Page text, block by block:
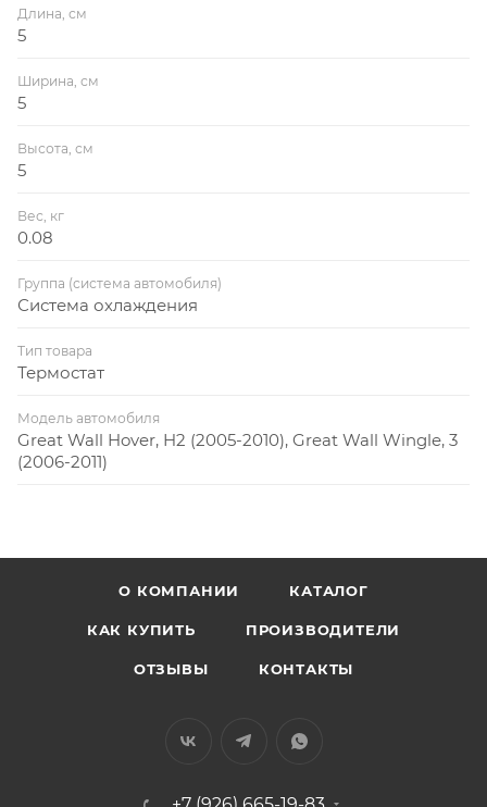
Длина, см
5
Ширина, см
5
Высота, см
5
Вес, кг
0.08
Группа (система автомобиля)
Система охлаждения
Тип товара
Термостат
Модель автомобиля
Great Wall Hover, H2 (2005-2010), Great Wall Wingle, 3
(2006-2011)
О КОМПАНИИ КАТАЛОГ
КАК КУПИТЬ ПРОИЗВОДИТЕЛИ
ОТЗЫВЫ КОНТАКТЫ